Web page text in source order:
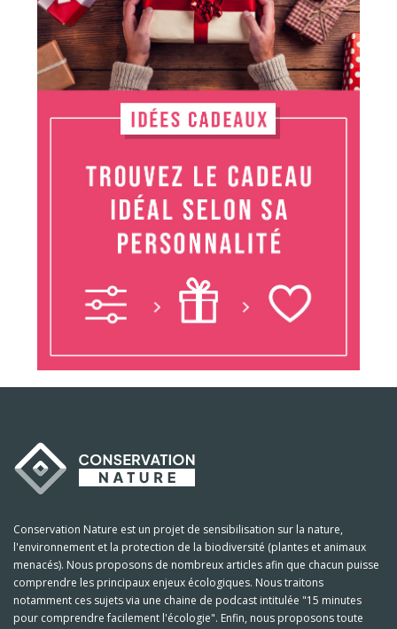
Conservation Nature est un projet de sensibilisation sur la nature,
l'environnement et la protection de la biodiversité (plantes et animaux
menacés). Nous proposons de nombreux articles afin que chacun puisse
comprendre les principaux enjeux écologiques. Nous traitons
notamment ces sujets via une chaine de podcast intitulée "15 minutes
pour comprendre facilement l'écologie". Enfin, nous proposons toute